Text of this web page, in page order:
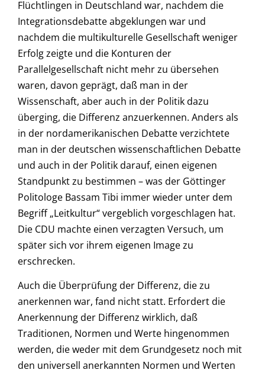
Flüchtlingen in Deutschland war, nachdem die
Integrationsdebatte abgeklungen war und
nachdem die multikulturelle Gesellschaft weniger
Erfolg zeigte und die Konturen der
Parallelgesellschaft nicht mehr zu übersehen
waren, davon geprägt, daß man in der
Wissenschaft, aber auch in der Politik dazu
überging, die Differenz anzuerkennen. Anders als
in der nordamerikanischen Debatte verzichtete
man in der deutschen wissenschaftlichen Debatte
und auch in der Politik darauf, einen eigenen
Standpunkt zu bestimmen – was der Göttinger
Politologe Bassam Tibi immer wieder unter dem
Begriff „Leitkultur“ vergeblich vorgeschlagen hat.
Die CDU machte einen verzagten Versuch, um
später sich vor ihrem eigenen Image zu
erschrecken.
Auch die Überprüfung der Differenz, die zu
anerkennen war, fand nicht statt. Erfordert die
Anerkennung der Differenz wirklich, daß
Traditionen, Normen und Werte hingenommen
werden, die weder mit dem Grundgesetz noch mit
den universell anerkannten Normen und Werten